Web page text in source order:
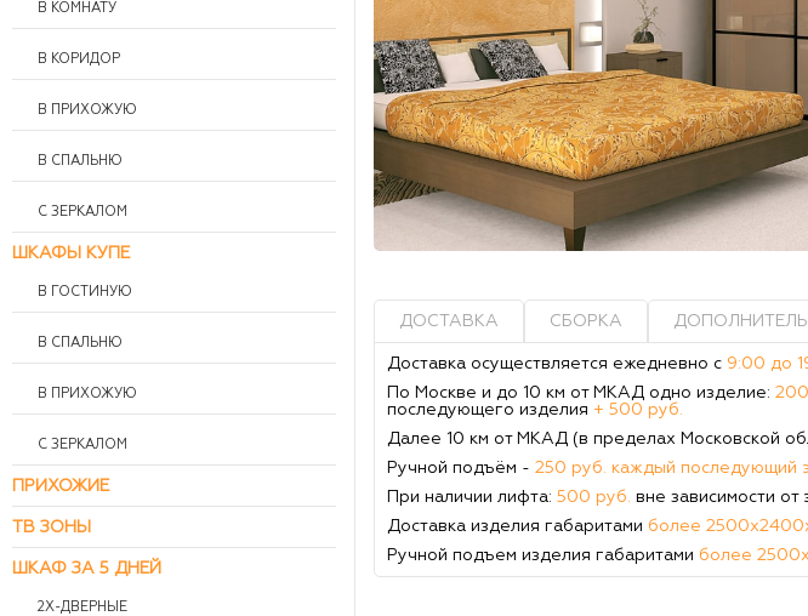
ДОСТАВКА СБОРКА
Доставка осуществляется ежедневно с 9:00 до
По Москве и до 10 км от МКАД одно изделие:
последующего изделия + 500 руб.
Далее 10 км от МКАД (в пределах Московской
Ручной подъём - 250 руб. каждый последующий
При наличии лифта: 500 руб. вне зависимости от
Доставка изделия габаритами более
Ручной подъем изделия габаритами более
В КОМНАТУ
В КОРИДОР
В ПРИХОЖУЮ
В СПАЛЬНЮ
С ЗЕРКАЛОМ
ШКАФЫ КУПЕ
В ГОСТИНУЮ
В СПАЛЬНЮ
В ПРИХОЖУЮ
С ЗЕРКАЛОМ
ПРИХОЖИЕ
ТВ ЗОНЫ
ШКАФ ЗА 5 ДНЕЙ
2Х-ДВЕРНЫЕ